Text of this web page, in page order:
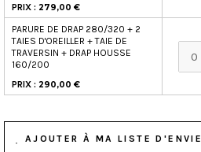
PRIX : 279,00 €
PARURE DE DRAP 280/320 + 2
TAIES D'OREILLER + TAIE DE
TRAVERSIN + DRAP HOUSSE
160/200
PRIX : 290,00 €
AJOUTER À MA LISTE D'ENVIE